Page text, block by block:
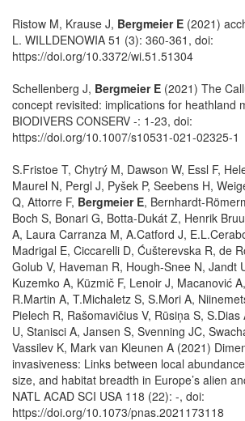
Ristow M, Krause J, Bergmeier E (2021)
L. WILLDENOWIA 51 (3): 360-361, doi:
https://doi.org/10.3372/wi.51.51304
Schellenberg J, Bergmeier E (2021) The
concept revisited: implications for heathland
BIODIVERS CONSERV -: 1-23, doi:
https://doi.org/10.1007/s10531-021-02325-1
S.Fristoe T, Chytrý M, Dawson W, Essl F,
Maurel N, Pergl J, Pyšek P, Seebens H,
Q, Attorre F, Bergmeier E, Bernhardt-
Boch S, Bonari G, Botta-Dukát Z, Henrik
A, Laura Carranza M, A.Catford J,
Madrigal E, Ciccarelli D, Ćušterevska R, de
Golub V, Haveman R, Hough-Snee N, Jandt
Kuzemko A, Küzmič F, Lenoir J, Macanović
R.Martin A, T.Michaletz S, S.Mori A,
Pielech R, Rašomavičius V, Rūsiņa S,
U, Stanisci A, Jansen S, Svenning JC,
Vassilev K, Mark van Kleunen A (2021)
invasiveness: Links between local
size, and habitat breadth in Europe’s alien
NATL ACAD SCI USA 118 (22): -, doi:
https://doi.org/10.1073/pnas.2021173118